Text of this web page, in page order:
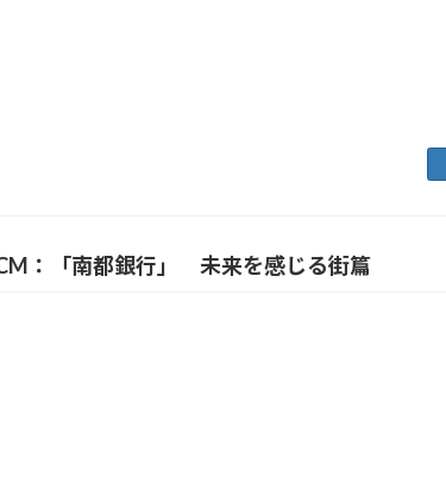
：「南都銀行」 未来を感じる街篇